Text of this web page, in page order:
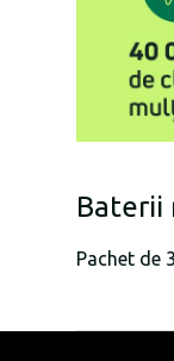
Baterii
Pachet de